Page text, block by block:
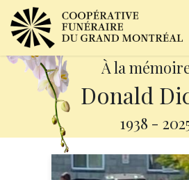
À la
Donald
1938 -